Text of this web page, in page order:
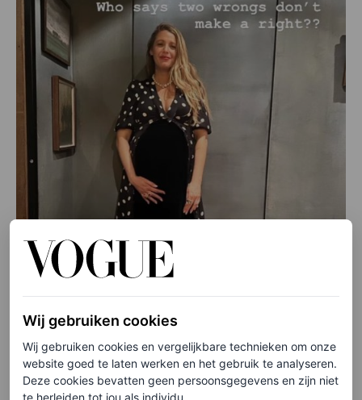
Wij gebruiken cookies
Wij gebruiken cookies en vergelijkbare technieken om onze
website goed te laten werken en het gebruik te analyseren.
Deze cookies bevatten geen persoonsgegevens en zijn niet
te herleiden tot jou als individu.